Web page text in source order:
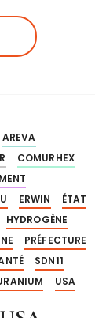
AREVA
COMURHEX
ERWIN
ÉTAT
HYDROGÈNE
PRÉFECTURE
SDN11
USA